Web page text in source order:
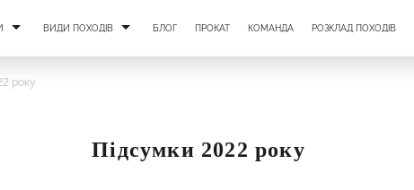
ВИДИ ПОХОДІВ БЛОГ ПРОКАТ КОМАНДА РОЗКЛАД ПОХОДІВ
року
Підсумки 2022 року